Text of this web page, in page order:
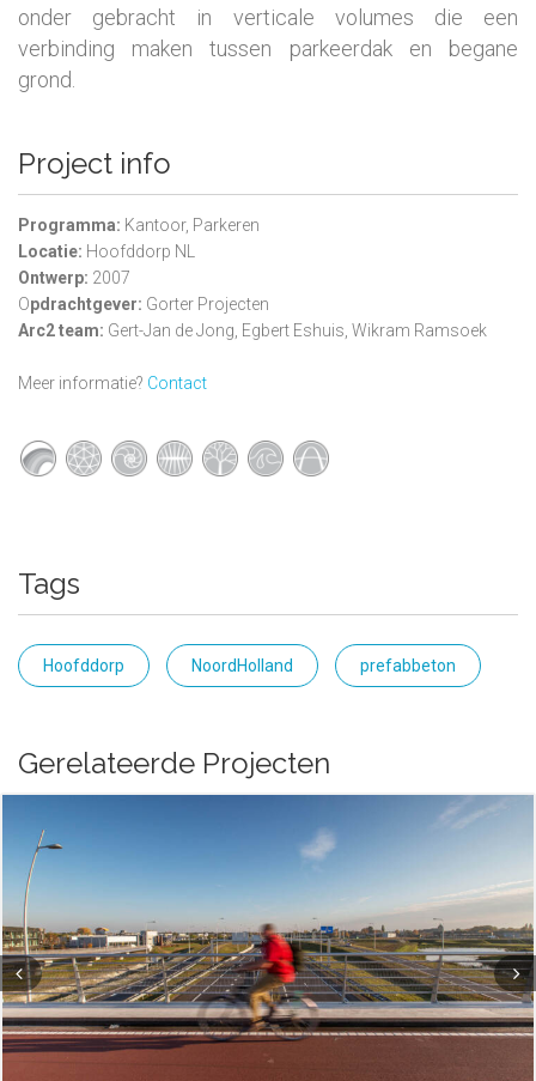
onder gebracht in verticale volumes die een
verbinding maken tussen parkeerdak en begane
grond.
Project info
Programma: Kantoor, Parkeren
Locatie: Hoofddorp NL
Ontwerp: 2007
Opdrachtgever: Gorter Projecten
Arc2 team: Gert-Jan de Jong, Egbert Eshuis, Wikram Ramsoek
Meer informatie? Contact
Tags
Hoofddorp NoordHolland prefabbeton
Gerelateerde Projecten